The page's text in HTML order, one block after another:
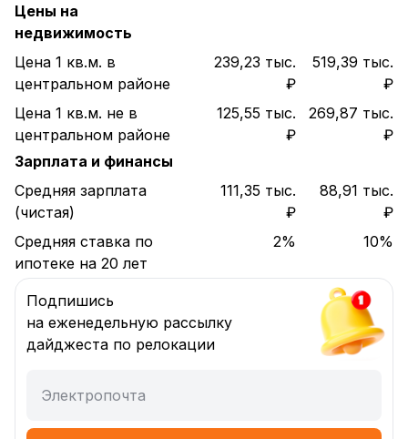
Цены на
недвижимость
Цена 1 кв.м. в
центральном районе
239,23 тыс.
₽
519,39 тыс.
₽
Цена 1 кв.м. не в
центральном районе
125,55 тыс.
₽
269,87 тыс.
₽
Зарплата и финансы
Средняя зарплата
(чистая)
111,35 тыс.
₽
88,91 тыс.
₽
Средняя ставка по
ипотеке на 20 лет
2% 10%
Подпишись
на еженедельную рассылку
дайджеста по релокации
Электропочта